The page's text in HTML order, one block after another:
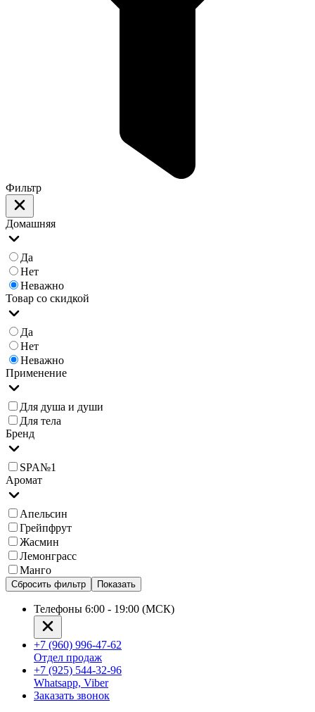
Фильтр
Домашняя
Да
Нет
Неважно
Товар со скидкой
Да
Нет
Неважно
Применение
Для душа и души
Для тела
Бренд
SPA№1
Аромат
Апельсин
Грейпфрут
Жасмин
Лемонграсс
Манго
Сбросить фильтр Показать
Телефоны 6:00 - 19:00 (МСК)
+7 (960) 996-47-62
Отдел продаж
+7 (925) 544-32-96
Whatsapp, Viber
Заказать звонок